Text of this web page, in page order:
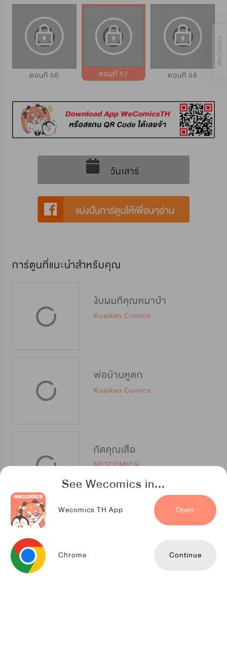
See Wecomics in...
Wecomics TH App Open
Chrome Continue
ตอนที่ 56 ตอนที่ 57 ตอนที่ 58
วันเสาร์
การ์ตูนที่แนะนำสำหรับคุณ
งับผมทีคุณหมาป่า
Kuaikan Comics
พ่อบ้านหูตก
Kuaikan Comics
กัดคุณเสือ
NETCOMICS
รอบกายคุณเสือ